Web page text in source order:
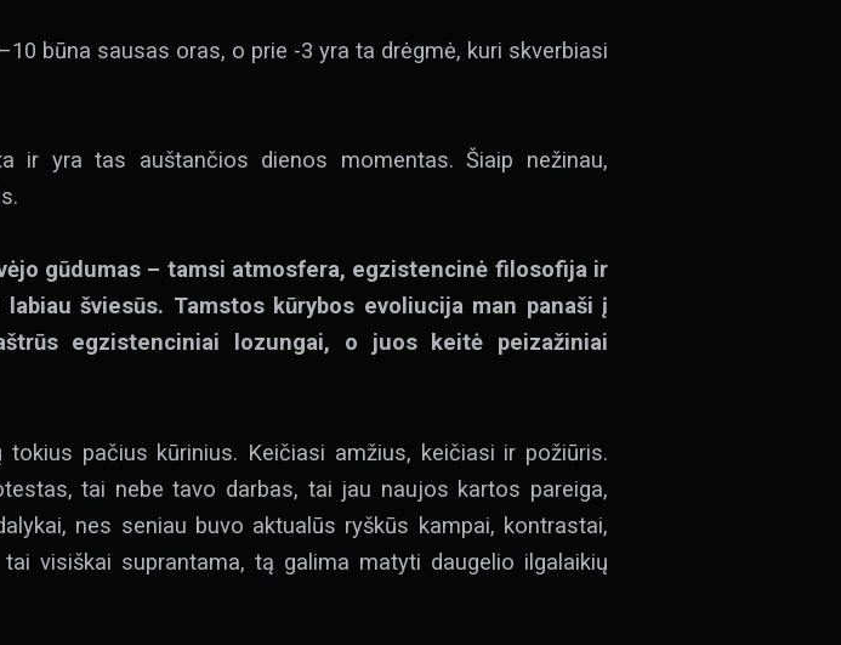
būna sausas oras, o prie -3 yra ta drėgmė, kuri skverbiasi
ir yra tas auštančios dienos momentas. Šiaip nežinau,
gūdumas – tamsi atmosfera, egzistencinė filosofija ir
šviesūs. Tamstos kūrybos evoliucija man panaši į
egzistenciniai lozungai, o juos keitė peizažiniai
pačius kūrinius. Keičiasi amžius, keičiasi ir požiūris.
tai nebe tavo darbas, tai jau naujos kartos pareiga,
nes seniau buvo aktualūs ryškūs kampai, kontrastai,
visiškai suprantama, tą galima matyti daugelio ilgalaikių